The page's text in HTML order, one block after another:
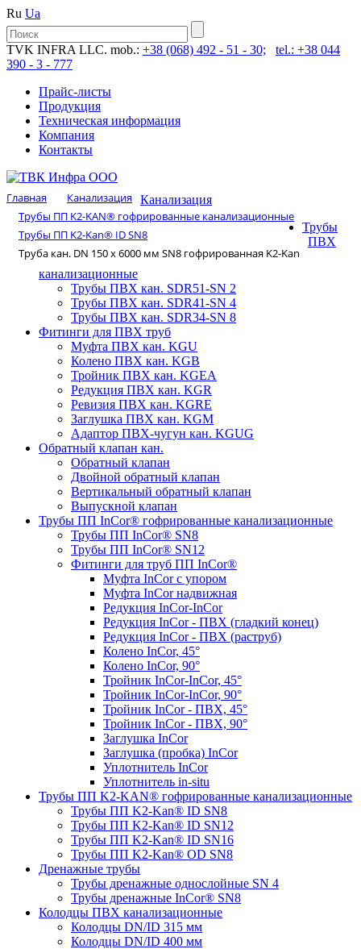
Ru Ua
TVK INFRA LLC. mob.: +38 (068) 492 - 51 - 30;
tel.: +38 044
390 - 3 - 777
Прайс-листы
Продукция
Техническая информация
Компания
Контакты
Главная
Канализация
Трубы ПП K2-KAN® гофри­рованные канализационные
Трубы ПП K2-Kan® ID SN8
Труба кан. DN 150 x 6000 мм SN8 гофрированная K2-Kan
Канализация
Трубы
ПВХ
канализационные
Трубы ПВХ кан. SDR51-SN 2
Трубы ПВХ кан. SDR41-SN 4
Трубы ПВХ кан. SDR34-SN 8
Фитинги для ПВХ труб
Муфта ПВХ кан. KGU
Колено ПВХ кан. KGB
Тройник ПВХ кан. KGEA
Редукция ПВХ кан. KGR
Ревизия ПВХ кан. KGRE
Заглушка ПВХ кан. KGM
Адаптор ПВХ-чугун кан. KGUG
Обратный клапан кан.
Обратный клапан
Двойной обратный клапан
Вертикальный обратный клапан
Выпускной клапан
Трубы ПП InCor® гофри­рованные канализационные
Трубы ПП InCor® SN8
Трубы ПП InCor® SN12
Фитинги для труб ПП InCor®
Муфта InCor с упором
Муфта InCor надвижная
Редукция InCor-InCor
Редукция InCor - ПВХ (гладкий конец)
Редукция InCor - ПВХ (раструб)
Колено InCor, 45°
Колено InCor, 90°
Тройник InCor-InCor, 45°
Тройник InCor-InCor, 90°
Тройник InCor - ПВХ, 45°
Тройник InCor - ПВХ, 90°
Заглушка InCor
Заглушка (пробка) InCor
Уплотнитель InCor
Уплотнитель in-situ
Трубы ПП K2-KAN® гофри­рованные канализационные
Трубы ПП K2-Kan® ID SN8
Трубы ПП K2-Kan® ID SN12
Трубы ПП K2-Kan® ID SN16
Трубы ПП K2-Kan® OD SN8
Дренажные трубы
Трубы дренажные однослойные SN 4
Трубы дренажные InCor® SN8
Колодцы ПВХ канализационные
Колодцы DN/ID 315 мм
Колодцы DN/ID 400 мм